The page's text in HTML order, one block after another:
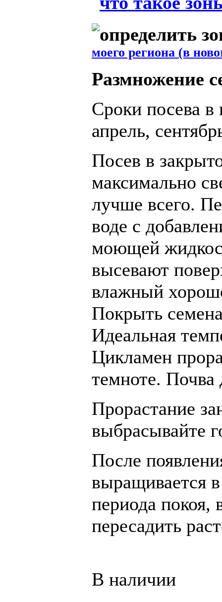
моего региона (в
Размножение
Сроки посева
апрель,
Посев в
максимально
лучше всего.
воде с
моющей
высевают
влажный
Покрыть
Идеальная
Цикламен
темноте. Почва
Прорастание
выбрасывайте
После
выращивается
периода покоя,
пересадить
В наличии